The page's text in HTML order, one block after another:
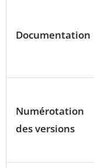
Documentation
Numérotation
des versions